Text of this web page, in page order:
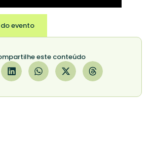
evento
este conteúdo